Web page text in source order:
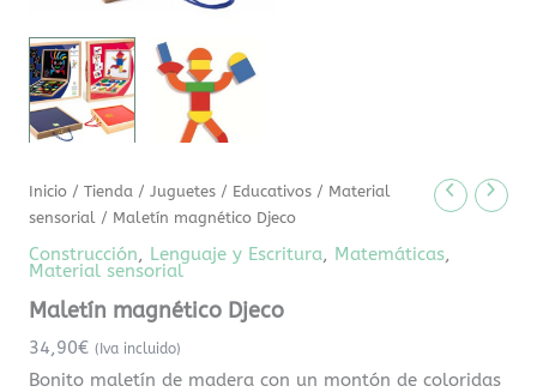
Inicio /Tienda /Juguetes / Educativos / Material
sensorial / Maletín magnético Djeco
Construcción, Lenguaje y Escritura, Matemáticas,
Material sensorial
Maletín magnético Djeco
34,90€ (Iva incluido)
Bonito maletín de madera con un montón de coloridas